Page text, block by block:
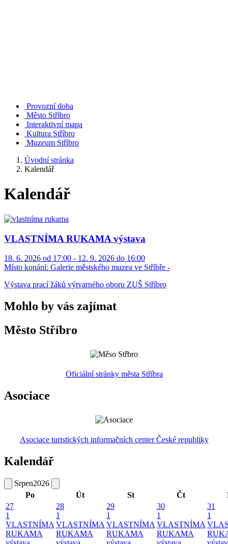
Provozní doba
Město Stříbro
Interaktivní mapa
Kultura Stříbro
Muzeum Stříbro
Úvodní stránka
Kalendář
Kalendář
VLASTNÍMA RUKAMA výstava
18. 6. 2026 od 17:00 - 12. 9. 2026 do 16:00
Místo konání: Galerie městského muzea ve Stříbře -
Výstava prací žáků výtvarného oboru ZUŠ Stříbro
Mohlo by vás zajímat
Město Stříbro
Oficiální stránky města Stříbra
Asociace
Asociace turistických informačních center České republiky
Kalendář
Srpen2026
Po
Út St Čt
27
1
VLASTNÍMA
RUKAMA
28
1
VLASTNÍMA
RUKAMA
29
1
VLASTNÍMA
RUKAMA
30
1
VLASTNÍMA
RUKAMA
31
1